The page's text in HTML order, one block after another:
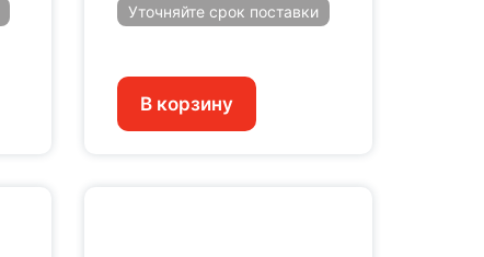
Уточняйтесрок поставки
В корзину